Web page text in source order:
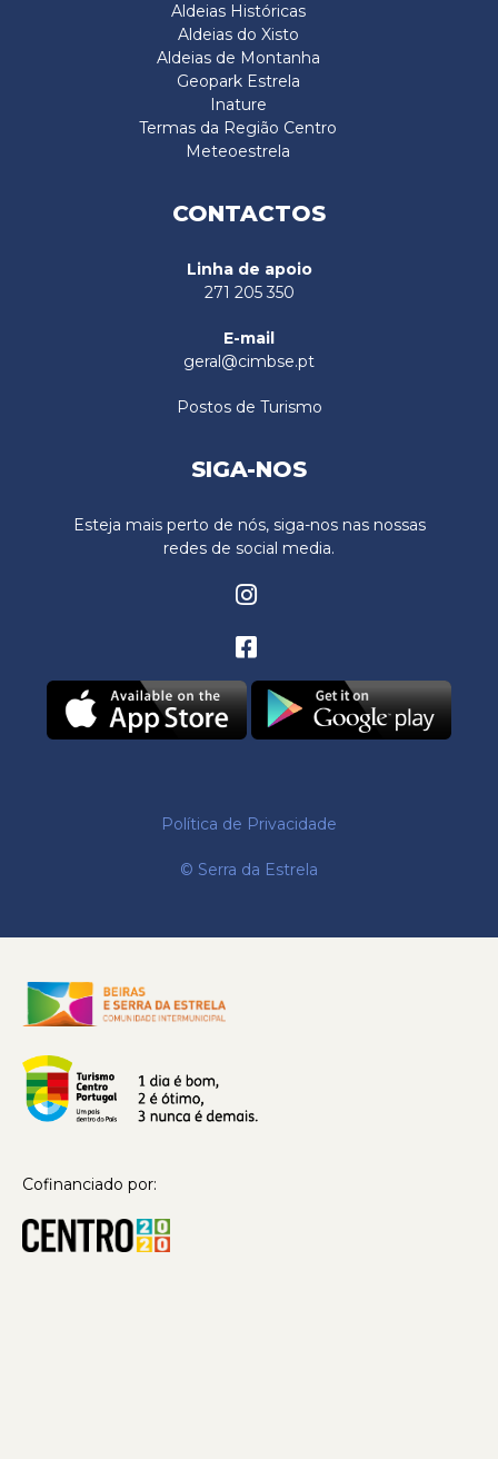
Aldeias Históricas
Aldeias do Xisto
Aldeias de Montanha
Geopark Estrela
Inature
Termas da Região Centro
Meteoestrela
CONTACTOS
Linha de apoio
271 205 350
E-mail
geral@cimbse.pt
Postos de Turismo
SIGA-NOS
Esteja mais perto de nós, siga-nos nas nossas
redes de social media.
© Serra da Estrela
Política de Privacidade
Cofinanciado por: